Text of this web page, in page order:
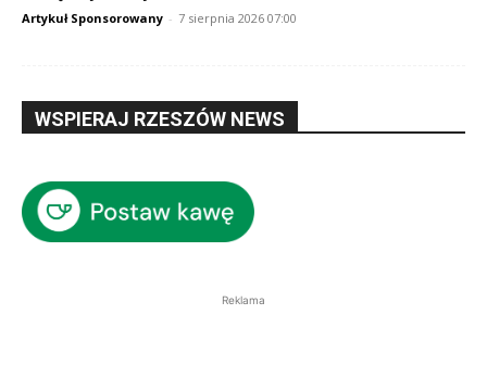
Artykuł Sponsorowany - 7 sierpnia 2026 07:00
WSPIERAJ RZESZÓW NEWS
Reklama